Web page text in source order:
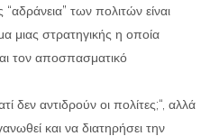
των πολιτών είναι
μιας στρατηγικής η οποία
τον αποσπασματικό
δεν αντιδρούν οι πολίτες;“, αλλά
και να διατηρήσει την